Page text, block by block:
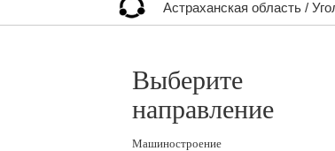
Астраханская область/
Выберите
направление
Машиностроение